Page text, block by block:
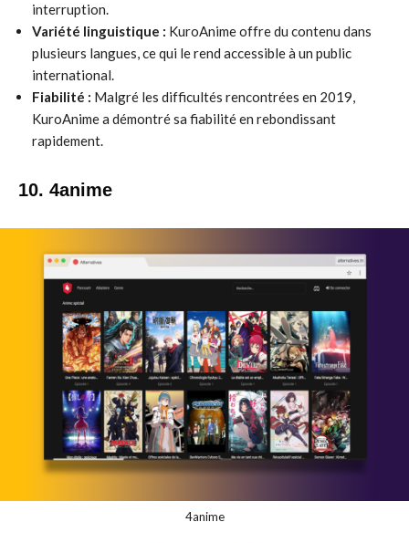
interruption.
Variété linguistique : KuroAnime offre du contenu dans
plusieurs langues, ce qui le rend accessible à un public
international.
Fiabilité : Malgré les difficultés rencontrées en 2019,
KuroAnime a démontré sa fiabilité en rebondissant
rapidement.
10. 4anime
4anime